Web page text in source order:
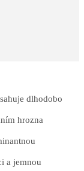
dlhodobo
hrozna
a jemnou